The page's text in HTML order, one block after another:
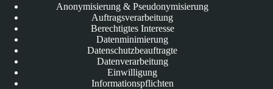
Anonymisierung & Pseudonymisierung
Auftragsverarbeitung
Berechtigtes Interesse
Datenminimierung
Datenschutzbeauftragte
Datenverarbeitung
Einwilligung
Informationspflichten